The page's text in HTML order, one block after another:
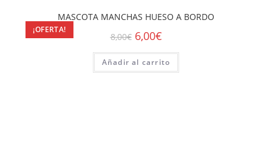
¡OFERTA!
MASCOTA MANCHAS HUESO A BORDO
8,00€ 6,00€
Añadir al carrito